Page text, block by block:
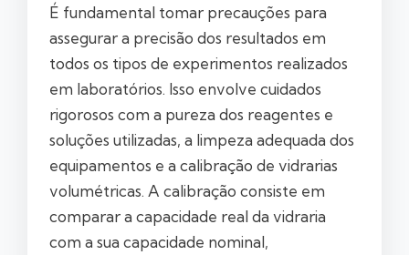
É fundamental tomar precauções para
assegurar a precisão dos resultados em
todos os tipos de experimentos realizados
em laboratórios. Isso envolve cuidados
rigorosos com a pureza dos reagentes e
soluções utilizadas, a limpeza adequada dos
equipamentos e a calibração de vidrarias
volumétricas. A calibração consiste em
comparar a capacidade real da vidraria
com a sua capacidade nominal,